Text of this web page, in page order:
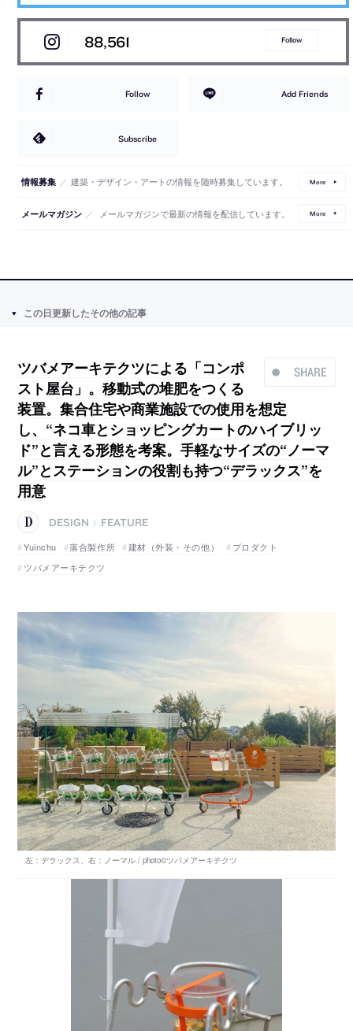
88,561 Follow
Follow Add Friends
Subscribe
情報募集 ／ 建築・デザイン・アートの情報を随時募集しています。 More
メールマガジン ／ メールマガジンで最新の情報を配信しています。 More
この日更新したその他の記事
SHARE
ツバメアーキテクツによる「コンポ
スト屋台」。移動式の堆肥をつくる
装置。集合住宅や商業施設での使用を想定
し、“ネコ車とショッピングカートのハイブリッ
ド”と言える形態を考案。手軽なサイズの“ノーマ
ル”とステーションの役割も持つ“デラックス”を
用意
DESIGN
FEATURE
Yuinchu
落合製作所 建材（外装・その他）
プロダクト
ツバメアーキテクツ